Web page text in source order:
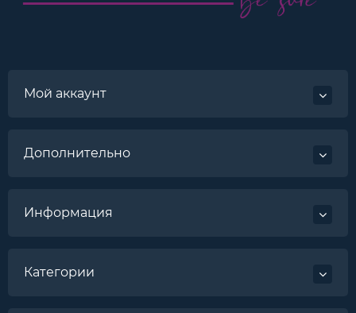
Мой аккаунт
Дополнительно
Информация
Категории